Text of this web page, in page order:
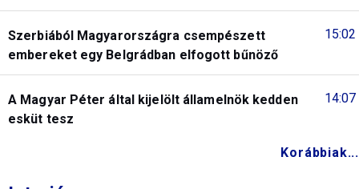
15:02
Szerbiából Magyarországra csempészett
embereket egy Belgrádban elfogott bűnöző
14:07
A Magyar Péter által kijelölt államelnök kedden
esküt tesz
Korábbiak...